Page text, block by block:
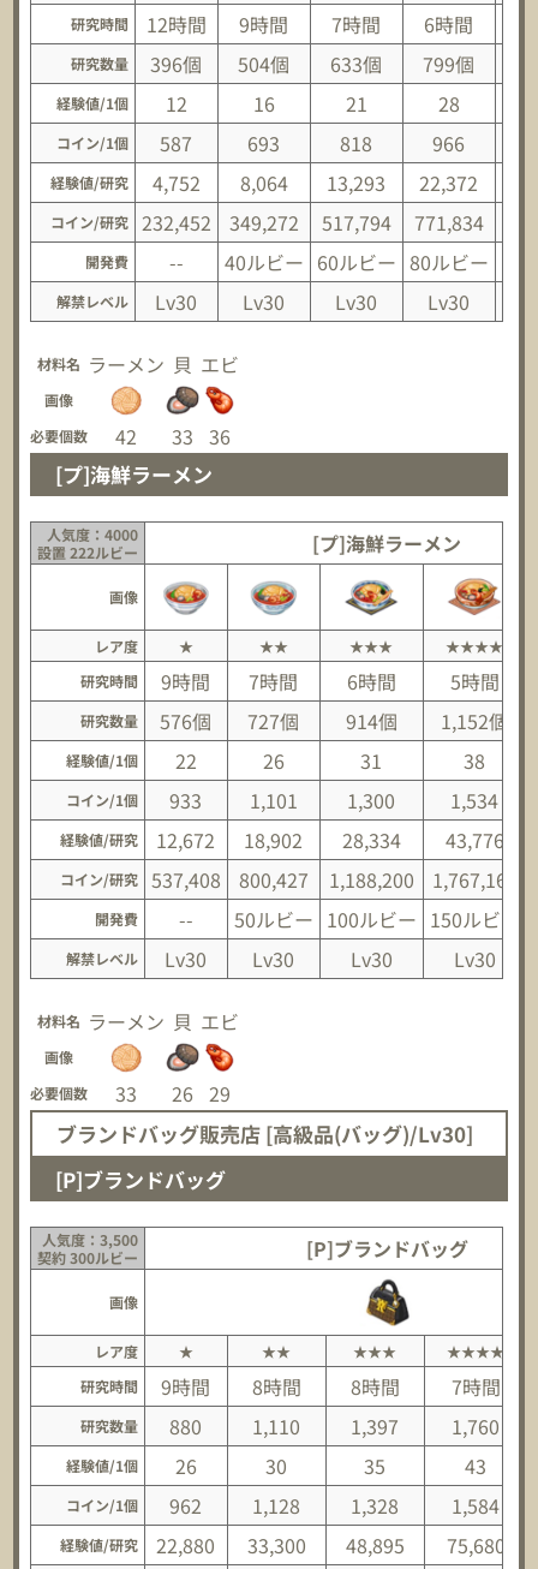
研究時間
12時間 9時間 7時間 6時間
研究数量 396個 504個 633個 799個
経験値/1個 12 16 21 28
コイン/1個 587 693 818 966
経験値/研究 4,752 8,064 13,293 22,372
コイン/研究 232,452 349,272 517,794 771,834
開発費 -- 40ルビー 60ルビー 80ルビー
解禁レベル Lv30 Lv30 Lv30 Lv30
材料名 ラーメン 貝 エビ
画像
必要個数
42 33 36
[プ]海鮮ラーメン
人気度：4000
設置 222ルビー
[プ]海鮮ラーメン
画像
レア度 ★ ★★ ★★★
★★★★
研究時間
9時間 7時間 6時間 5時間
研究数量 576個 727個 914個 1,152個
経験値/1個 22 26 31 38
コイン/1個 933 1,101 1,300 1,534
経験値/研究 12,672 18,902 28,334 43,776
コイン/研究 537,408 800,427 1,188,200 1,767,168
開発費 -- 50ルビー 100ルビー 150ルビー
解禁レベル Lv30 Lv30 Lv30 Lv30
材料名 ラーメン 貝 エビ
画像
必要個数
33 26 29
ブランドバッグ販売店 [高級品(バッグ)/Lv30]
[P]ブランドバッグ
人気度：3,500
契約 300ルビー
[P]ブランドバッグ
画像
レア度 ★ ★★ ★★★
★★★★
研究時間
9時間 8時間 8時間 7時間
研究数量 880 1,110 1,397 1,760
経験値/1個 26 30 35 43
コイン/1個 962 1,128 1,328 1,584
経験値/研究 22,880 33,300 48,895 75,680